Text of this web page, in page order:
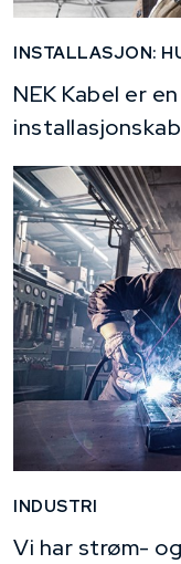
INSTALLASJON:
NEK Kabel er
INDUSTRI
Vi har strøm-